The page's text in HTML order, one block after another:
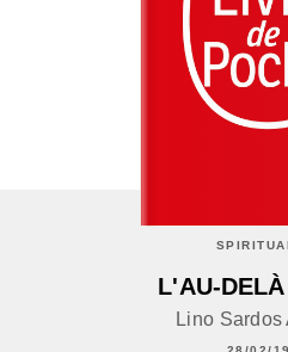
L'AU-
Lino Sardos